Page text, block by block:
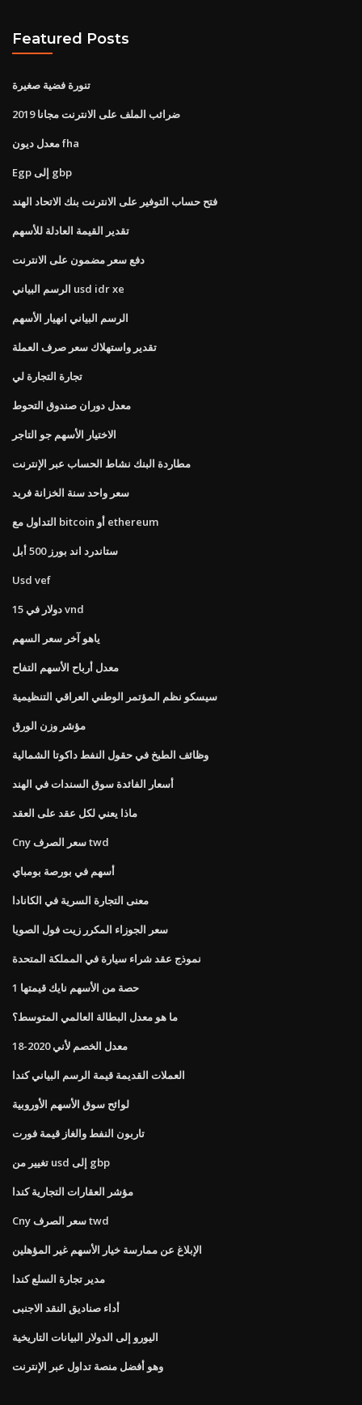
Featured Posts
تنورة فضية صغيرة
ضرائب الملف على الانترنت مجانا 2019
معدل ديون fha
Egp إلى gbp
فتح حساب التوفير على الانترنت بنك الاتحاد الهند
تقدير القيمة العادلة للأسهم
دفع سعر مضمون على الانترنت
الرسم البياني usd idr xe
الرسم البياني انهيار الأسهم
تقدير واستهلاك سعر صرف العملة
تجارة التجارة لي
معدل دوران صندوق التحوط
الاختيار الأسهم جو التاجر
مطاردة البنك نشاط الحساب عبر الإنترنت
سعر واحد سنة الخزانة فريد
التداول مع bitcoin أو ethereum
ستاندرد اند بورز 500 أبل
Usd vef
15 دولار في vnd
ياهو آخر سعر السهم
معدل أرباح الأسهم التفاح
سيسكو نظم المؤتمر الوطني العراقي التنظيمية
مؤشر وزن الورق
وظائف الطبخ في حقول النفط داكوتا الشمالية
أسعار الفائدة سوق السندات في الهند
ماذا يعني لكل عقد على العقد
Cny سعر الصرف twd
أسهم في بورصة بومباي
معنى التجارة السرية في الكانادا
سعر الجوزاء المكرر زيت فول الصويا
نموذج عقد شراء سيارة في المملكة المتحدة
1 حصة من الأسهم نايك قيمتها
ما هو معدل البطالة العالمي المتوسط؟
معدل الخصم لأني 2020-18
العملات القديمة قيمة الرسم البياني كندا
لوائح سوق الأسهم الأوروبية
تاربون النفط والغاز قيمة فورت
تغيير من usd إلى gbp
مؤشر العقارات التجارية كندا
Cny سعر الصرف twd
الإبلاغ عن ممارسة خيار الأسهم غير المؤهلين
مدير تجارة السلع كندا
أداء صناديق النقد الاجنبى
اليورو إلى الدولار البيانات التاريخية
وهو أفضل منصة تداول عبر الإنترنت